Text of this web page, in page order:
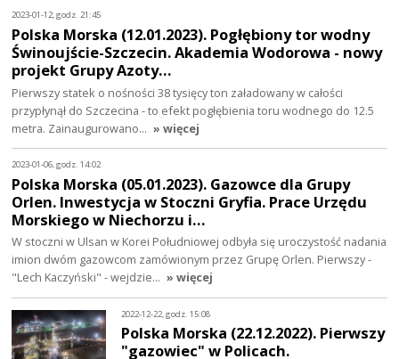
2023-01-12, godz. 21:45
Polska Morska (12.01.2023). Pogłębiony tor wodny
Świnoujście-Szczecin. Akademia Wodorowa - nowy
projekt Grupy Azoty…
Pierwszy statek o nośności 38 tysięcy ton załadowany w całości
przypłynął do Szczecina - to efekt pogłębienia toru wodnego do 12.5
metra. Zainaugurowano… » więcej
2023-01-06, godz. 14:02
Polska Morska (05.01.2023). Gazowce dla Grupy
Orlen. Inwestycja w Stoczni Gryfia. Prace Urzędu
Morskiego w Niechorzu i…
W stoczni w Ulsan w Korei Południowej odbyła się uroczystość nadania
imion dwóm gazowcom zamówionym przez Grupę Orlen. Pierwszy -
"Lech Kaczyński" - wejdzie… » więcej
2022-12-22, godz. 15:08
Polska Morska (22.12.2022). Pierwszy
"gazowiec" w Policach.